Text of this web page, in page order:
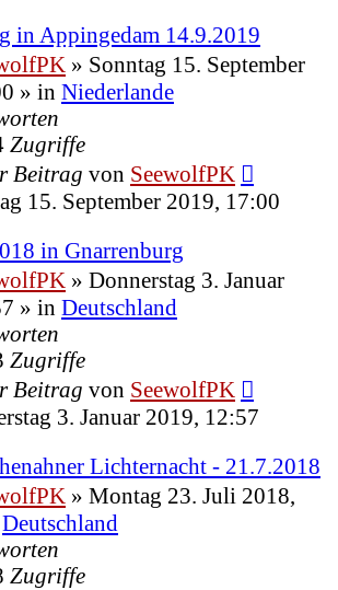
in Appingedam 14.9.2019
» Sonntag 15. September
» in Niederlande
Zugriffe
Beitrag von SeewolfPK
15. September 2019, 17:00
in Gnarrenburg
» Donnerstag 3. Januar
» in Deutschland
Zugriffe
Beitrag von SeewolfPK
3. Januar 2019, 12:57
Lichternacht - 21.7.2018
» Montag 23. Juli 2018,
Deutschland
Zugriffe